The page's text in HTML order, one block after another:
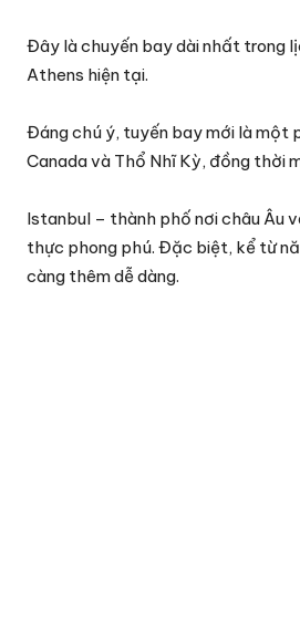
Đây là chuyến bay dài nhất trong
Athens hiện tại.
Đáng chú ý, tuyến bay mới là một
Canada và Thổ Nhĩ Kỳ, đồng thời
Istanbul – thành phố nơi châu Âu
thực phong phú. Đặc biệt, kể từ
càng thêm dễ dàng.